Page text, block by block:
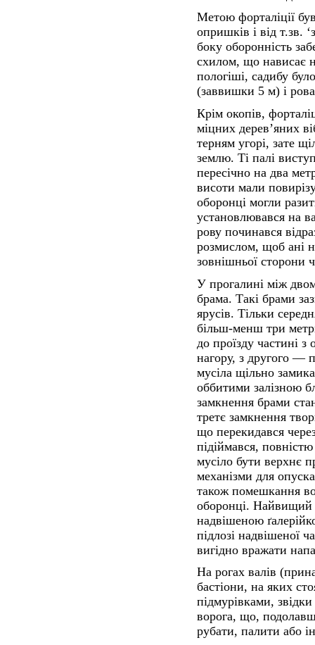
Метою форталіції
опришків і від т.зв.
боку оборонність
схилом, що нависає
пологіші, садибу
(заввишки 5 м) і
Крім окопів,
міцних дерев’яних
терням угорі, зате
землю. Ті палі
пересічно на два
висоти мали
оборонці могли
установлювався на
рову починався
розмислом, щоб ані
зовнішньої сторони
У прогалині між
брама. Такі брами
ярусів. Тільки
більш-менш три
до проїзду частині
нагору, з другого —
мусіла щільно
оббитими залізною
замкнення брами
третє замкнення
що перекидався
підіймався,
мусіло бути верхнє
механізми для
також помешкання
оборонці. Найвищий
надвішеною
підлозі надвішеної
вигідно вражати
На рогах валів
бастіони, на яких
підмурівками,
ворога, що,
рубати, палити або